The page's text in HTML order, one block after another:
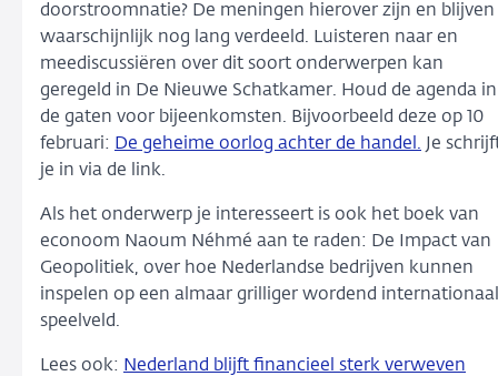
doorstroomnatie? De meningen hierover zijn en blijven
waarschijnlijk nog lang verdeeld. Luisteren naar en
meediscussiëren over dit soort onderwerpen kan
geregeld in De Nieuwe Schatkamer. Houd de agenda in
de gaten voor bijeenkomsten. Bijvoorbeeld deze op 10
februari: De geheime oorlog achter de handel. Je
je in via de link.
Als het onderwerp je interesseert is ook het boek van
econoom Naoum Néhmé aan te raden: De Impact van
Geopolitiek, over hoe Nederlandse bedrijven kunnen
inspelen op een almaar grilliger wordend internationaal
speelveld.
Lees ook: Nederland blijft financieel sterk verweven